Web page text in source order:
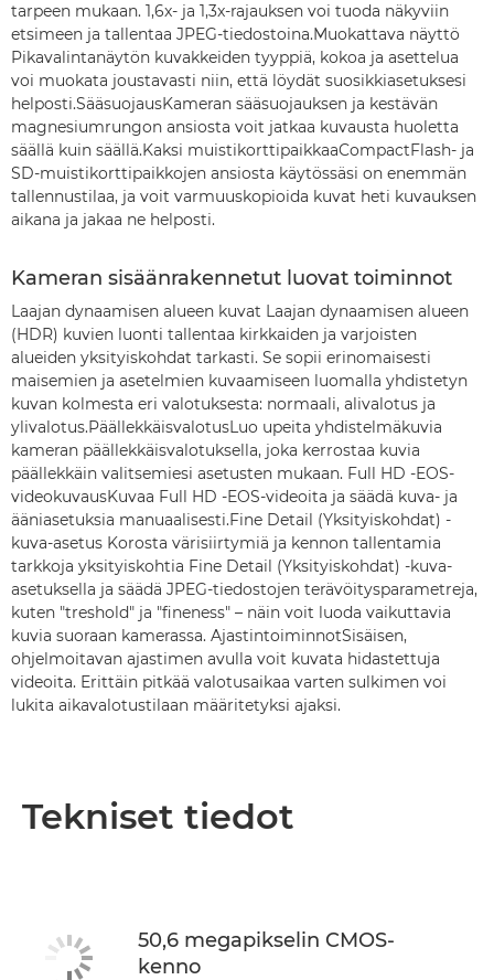
tarpeen mukaan. 1,6x- ja 1,3x-rajauksen voi tuoda näkyviin
etsimeen ja tallentaa JPEG-tiedostoina.Muokattava näyttö
Pikavalintanäytön kuvakkeiden tyyppiä, kokoa ja asettelua
voi muokata joustavasti niin, että löydät suosikkiasetuksesi
helposti.SääsuojausKameran sääsuojauksen ja kestävän
magnesiumrungon ansiosta voit jatkaa kuvausta huoletta
säällä kuin säällä.Kaksi muistikorttipaikkaaCompactFlash- ja
SD-muistikorttipaikkojen ansiosta käytössäsi on enemmän
tallennustilaa, ja voit varmuuskopioida kuvat heti kuvauksen
aikana ja jakaa ne helposti.
Kameran sisäänrakennetut luovat toiminnot
Laajan dynaamisen alueen kuvat Laajan dynaamisen alueen
(HDR) kuvien luonti tallentaa kirkkaiden ja varjoisten
alueiden yksityiskohdat tarkasti. Se sopii erinomaisesti
maisemien ja asetelmien kuvaamiseen luomalla yhdistetyn
kuvan kolmesta eri valotuksesta: normaali, alivalotus ja
ylivalotus.PäällekkäisvalotusLuo upeita yhdistelmäkuvia
kameran päällekkäisvalotuksella, joka kerrostaa kuvia
päällekkäin valitsemiesi asetusten mukaan. Full HD -EOS-
videokuvausKuvaa Full HD -EOS-videoita ja säädä kuva- ja
ääniasetuksia manuaalisesti.Fine Detail (Yksityiskohdat) -
kuva-asetus Korosta värisiirtymiä ja kennon tallentamia
tarkkoja yksityiskohtia Fine Detail (Yksityiskohdat) -kuva-
asetuksella ja säädä JPEG-tiedostojen terävöitysparametreja,
kuten "treshold" ja "fineness" – näin voit luoda vaikuttavia
kuvia suoraan kamerassa. AjastintoiminnotSisäisen,
ohjelmoitavan ajastimen avulla voit kuvata hidastettuja
videoita. Erittäin pitkää valotusaikaa varten sulkimen voi
lukita aikavalotustilaan määritetyksi ajaksi.
Tekniset tiedot
50,6 megapikselin CMOS-
kenno